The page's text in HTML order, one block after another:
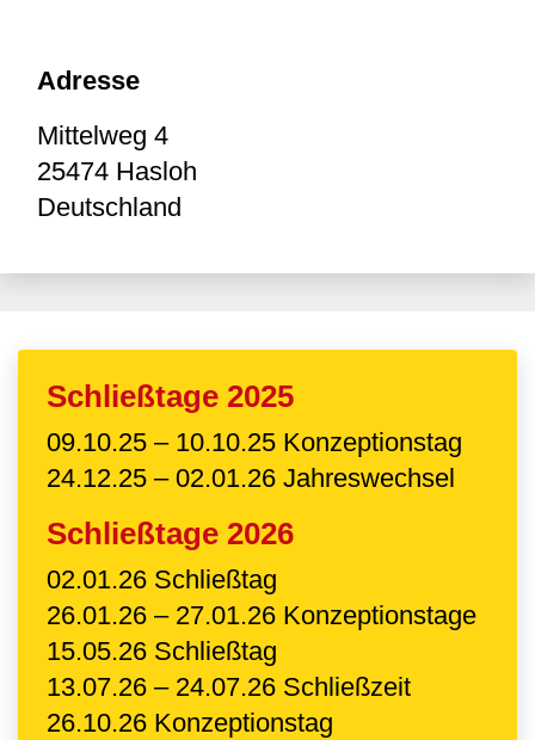
Adresse
Mittelweg 4
25474 Hasloh
Deutschland
Schließtage 2025
09.10.25 – 10.10.25 Konzeptionstag
24.12.25 – 02.01.26 Jahreswechsel
Schließtage 2026
02.01.26 Schließtag
26.01.26 – 27.01.26 Konzeptionstage
15.05.26 Schließtag
13.07.26 – 24.07.26 Schließzeit
26.10.26 Konzeptionstag